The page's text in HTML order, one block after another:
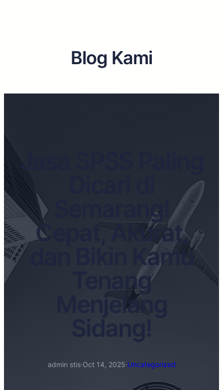
Blog Kami
Semarang!
Cepat, Akurat,
dan Bikin Kamu
Tenang
Menjelang
admin stis·Oct 14, 2025·Uncategorized